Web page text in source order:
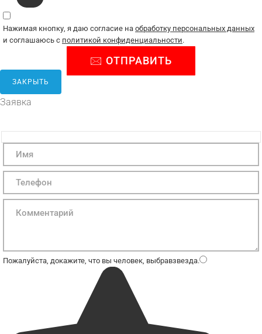
Нажимая кнопку, я даю согласие на обработку персональных данных
и соглашаюсь с политикой конфиденциальности.
ЗАКРЫТЬ
Заявка
Пожалуйста, докажите, что вы человек, выбравзвезда.